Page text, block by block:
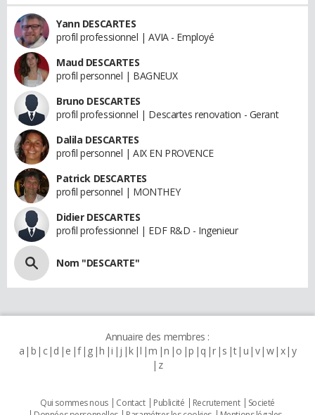
Yann DESCARTES
profil professionnel | AVIA - Employé
Maud DESCARTES
profil personnel | BAGNEUX
Bruno DESCARTES
profil professionnel | Descartes renovation - Gerant
Dalila DESCARTES
profil personnel | AIX EN PROVENCE
Patrick DESCARTES
profil personnel | MONTHEY
Didier DESCARTES
profil professionnel | EDF R&D - Ingenieur
Nom "DESCARTE"
Annuaire des membres :
a b c d e f g h i j k l m n o p q r s t u v w x y
z
Qui sommes nous Contact Publicité Recrutement
Societé